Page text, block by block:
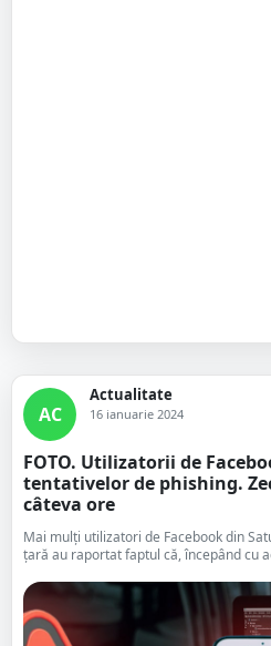
AC
Actualitate
16 ianuarie 2024
FOTO. Utilizatorii de
tentativelor de phishing.
câteva ore
Mai mulți utilizatori de Facebook din
țară au raportat faptul că, începând cu